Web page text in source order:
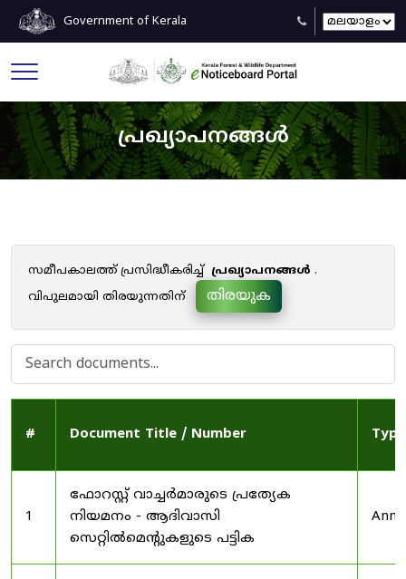
Government of Kerala
പ്രഖ്യാപനങ്ങൾ
സമീപകാലത്ത് പ്രസിദ്ധീകരിച്ച് പ്രഖ്യാപനങ്ങൾ .
വിപുലമായി തിരയുന്നതിന്
തിരയുക
# Document Title / Number Type
1
ഫോറസ്റ്റ് വാച്ചർമാരുടെ പ്രത്യേക
നിയമനം - ആദിവാസി
സെറ്റിൽമെന്റുകളുടെ പട്ടിക